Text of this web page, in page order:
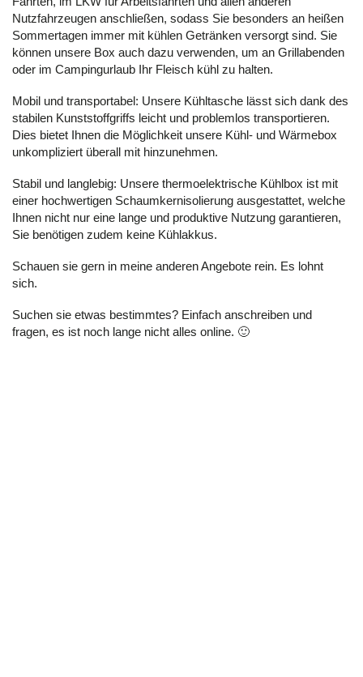
Nutzfahrzeugen anschließen, sodass Sie besonders an heißen
Sommertagen immer mit kühlen Getränken versorgt sind. Sie
können unsere Box auch dazu verwenden, um an Grillabenden
oder im Campingurlaub Ihr Fleisch kühl zu halten.
Mobil und transportabel: Unsere Kühltasche lässt sich dank des
stabilen Kunststoffgriffs leicht und problemlos transportieren.
Dies bietet Ihnen die Möglichkeit unsere Kühl- und Wärmebox
unkompliziert überall mit hinzunehmen.
Stabil und langlebig: Unsere thermoelektrische Kühlbox ist mit
einer hochwertigen Schaumkernisolierung ausgestattet, welche
Ihnen nicht nur eine lange und produktive Nutzung garantieren,
Sie benötigen zudem keine Kühlakkus.
Schauen sie gern in meine anderen Angebote rein. Es lohnt
sich.
Suchen sie etwas bestimmtes? Einfach anschreiben und
fragen, es ist noch lange nicht alles online. 🙂